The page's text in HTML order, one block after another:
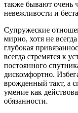
также бывают очень
невежливости и
Супружеские
мирно, хотя не
глубокая
всегда стремятся к
постоянного
дискомфортно.
врожденный такт, а
умение как
обязанности.